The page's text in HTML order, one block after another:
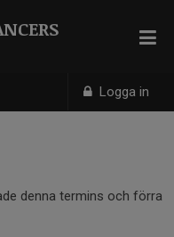
Logga in
denna termins och förra